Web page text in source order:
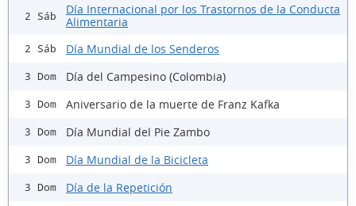
2 Sáb
Día Internacional por los Trastornos de la Conducta
Alimentaria
2 Sáb Día Mundial de los Senderos
3 Dom Día del Campesino (Colombia)
3 Dom Aniversario de la muerte de Franz Kafka
3 Dom Día Mundial del Pie Zambo
3 Dom Día Mundial de la Bicicleta
3 Dom Día de la Repetición